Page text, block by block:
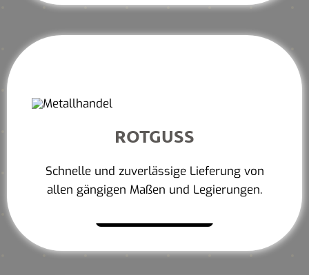
ROTGUSS
Schnelle und zuverlässige Lieferung von
allen gängigen Maßen und Legierungen.